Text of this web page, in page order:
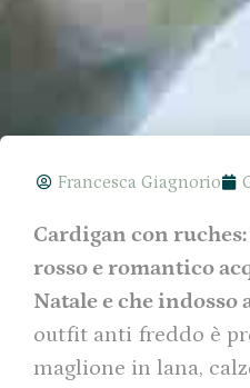
Francesca Giagnorio
Cardigan con
rosso e romantico
Natale e che indosso
outfit anti freddo è
maglione in lana,